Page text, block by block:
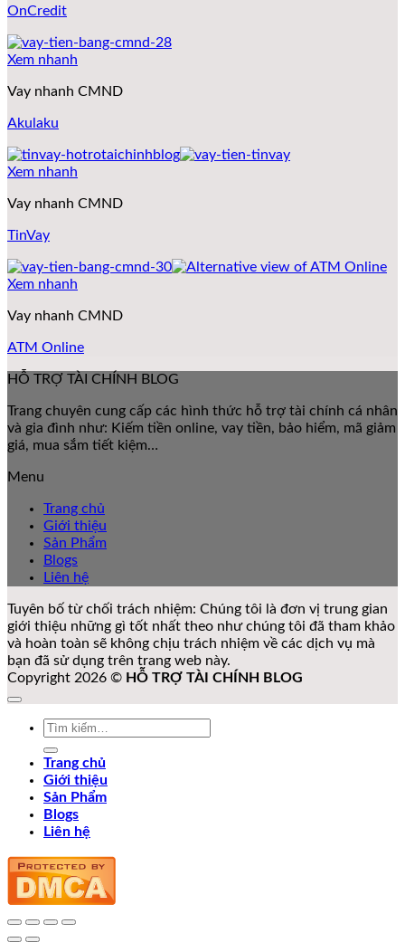
OnCredit
Xem nhanh
Vay nhanh CMND
Akulaku
Xem nhanh
Vay nhanh CMND
TinVay
Xem nhanh
Vay nhanh CMND
ATM Online
HỖ TRỢ TÀI CHÍNH BLOG
Trang chuyên cung cấp các hình thức hỗ trợ tài chính cá nhân
và gia đình như: Kiếm tiền online, vay tiền, bảo hiểm, mã giảm
giá, mua sắm tiết kiệm…
Menu
Trang chủ
Giới thiệu
Sản Phẩm
Blogs
Liên hệ
Tuyên bố từ chối trách nhiệm: Chúng tôi là đơn vị trung gian
giới thiệu những gì tốt nhất theo như chúng tôi đã tham khảo
và hoàn toàn sẽ không chịu trách nhiệm về các dịch vụ mà
bạn đã sử dụng trên trang web này.
Copyright 2026 © HỖ TRỢ TÀI CHÍNH BLOG
Tìm
Trang chủ
Giới thiệu
Sản Phẩm
Blogs
Liên hệ